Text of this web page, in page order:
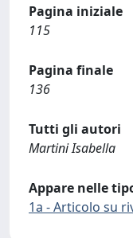
Pagina iniziale
115
Pagina finale
136
Tutti gli autori
Martini Isabella
Appare nelle
1a - Articolo su